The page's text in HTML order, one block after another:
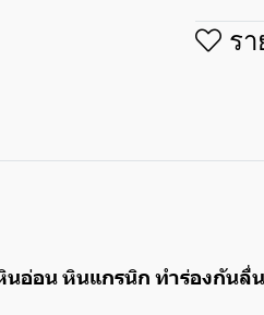
ร
นอ่อน หินแกรนิก ทำร่องกัน